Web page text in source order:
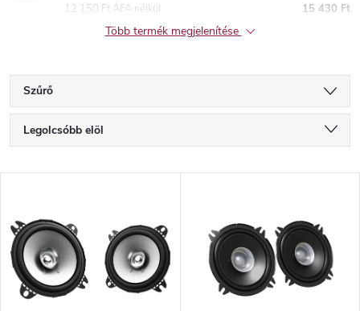
15 430 Ft
12 150 Ft ÁFA nélkül
Több termék megjelenítése
Szűrő
T
e
r
m
é
Legolcsóbb elöl
ABC szerint
e
r